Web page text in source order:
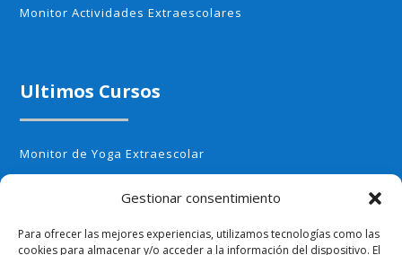
Gestionar consentimiento
Para ofrecer las mejores experiencias, utilizamos tecnologías como las
cookies para almacenar y/o acceder a la información del dispositivo. El
Monitor Actividades Extraescolares
Ultimos Cursos
Monitor de Yoga Extraescolar
Monitor de Huerto Escolar